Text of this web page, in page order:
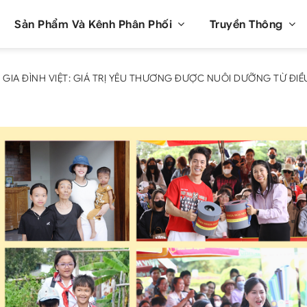
Sản Phẩm Và Kênh Phân Phối Truyền Thông
GIA ĐÌNH VIỆT: GIÁ TRỊ YÊU THƯƠNG ĐƯỢC NUÔI DƯỠNG TỪ